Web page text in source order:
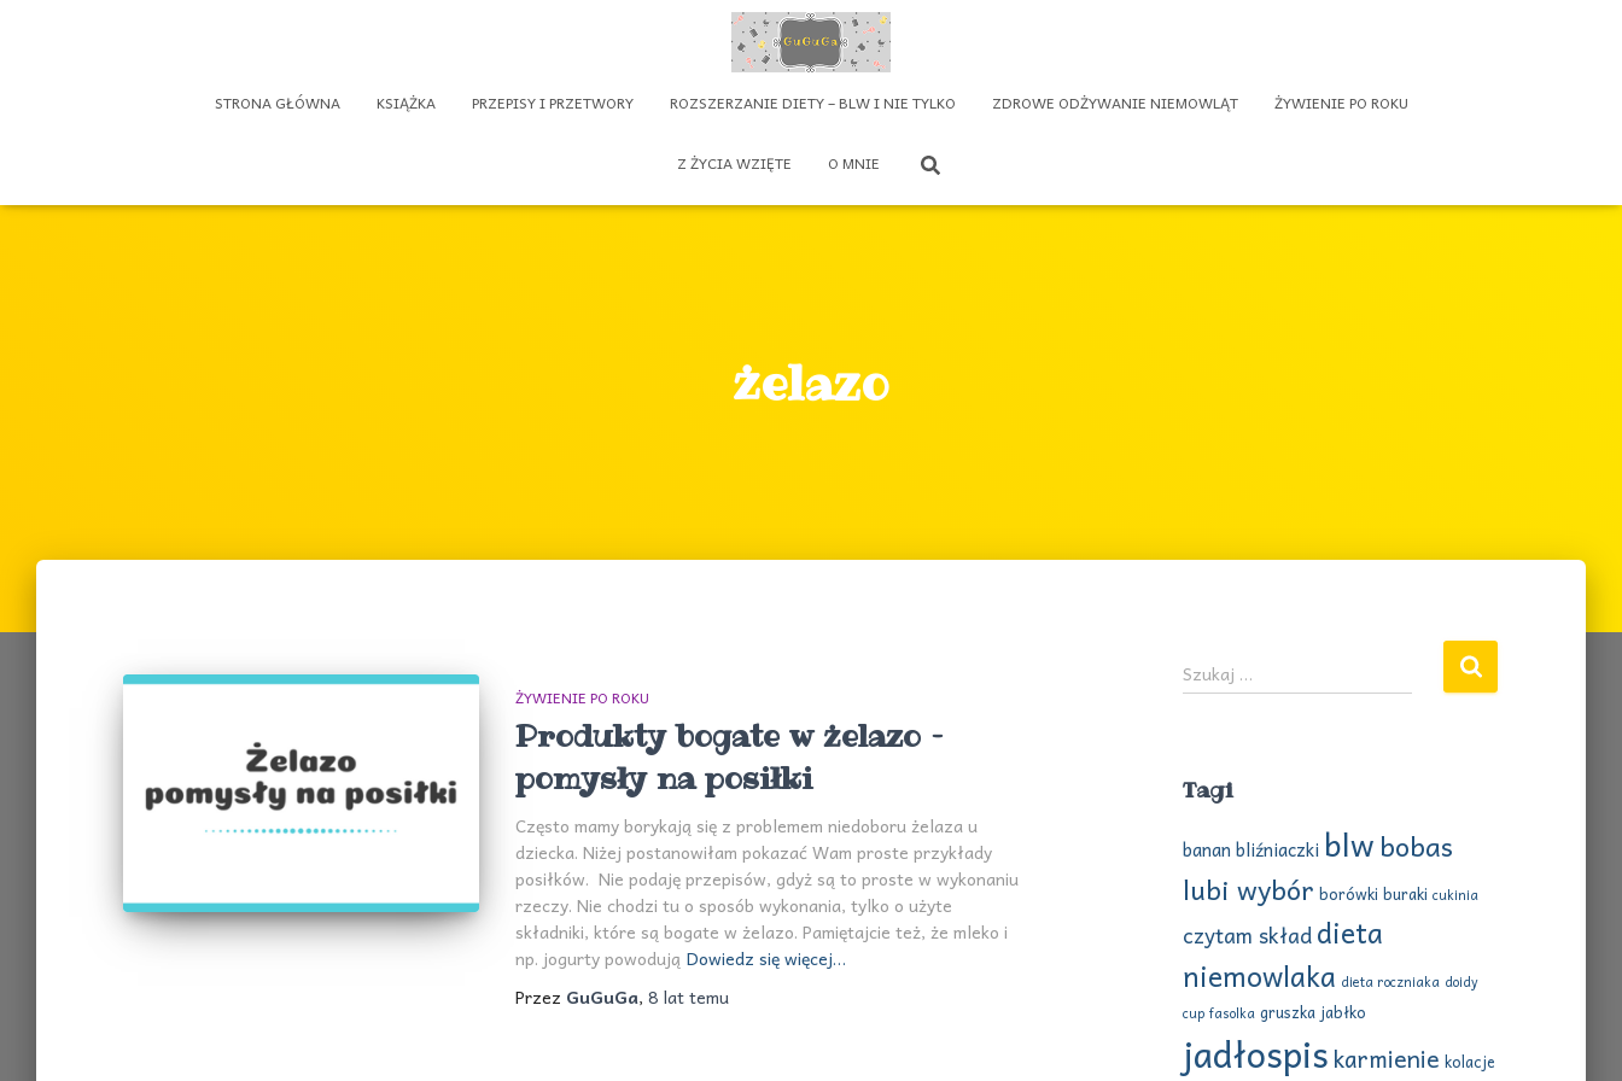
STRONA GŁÓWNA KSIĄŻKA PRZEPISY I PRZETWORY ROZSZERZANIE DIETY – BLW I NIE TYLKO ZDROWE ODŻYWANIE NIEMOWLĄT ŻYWIENIE PO ROKU
Z ŻYCIA WZIĘTE O MNIE
żelazo
ŻYWIENIE PO ROKU
Produkty bogate w żelazo –
pomysły na posiłki
Często mamy borykają się z problemem niedoboru żelaza u
dziecka. Niżej postanowiłam pokazać Wam proste przykłady
posiłków. Nie podaję przepisów, gdyż są to proste w wykonaniu
rzeczy. Nie chodzi tu o sposób wykonania, tylko o użyte
składniki, które są bogate w żelazo. Pamiętajcie też, że mleko i
np. jogurty powodują Dowiedz się więcej…
Przez GuGuGa, 8 lattemu
S
z
j
Szukaj …
Tagi
banan bliźniaczki blwbobas
lubi wybór borówki buraki cukinia
czytam składdieta
niemowlaka dieta roczniaka doidy
cup fasolka gruszka jabłko
jadłospis karmienie kolacje